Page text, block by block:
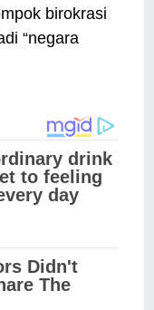
birokrasi
“negara